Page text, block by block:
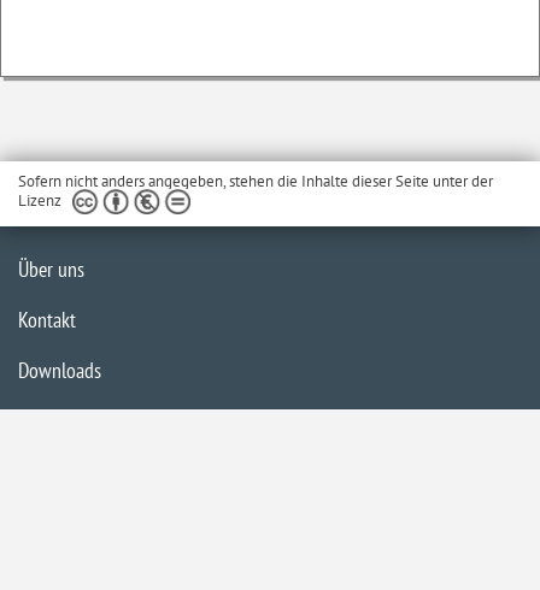
Sofern nicht anders angegeben, stehen die Inhalte dieser Seite unter der
Lizenz
Über uns
Kontakt
Downloads